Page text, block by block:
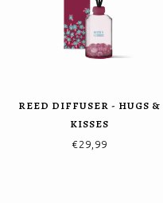
REED DIFFUSER - HUGS &
KISSES
€29,99